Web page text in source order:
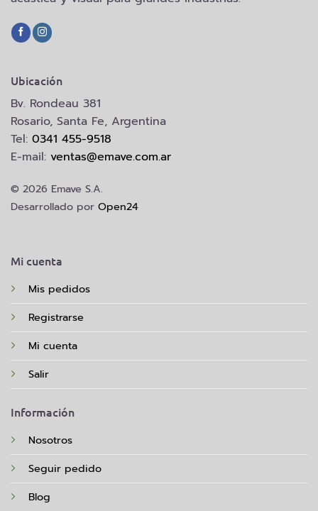
Mi cuenta
Mis pedidos
Registrarse
Mi cuenta
Salir
Información
Nosotros
Seguir pedido
Blog
Ubicación
Bv. Rondeau 381
Rosario, Santa Fe, Argentina
Tel: 0341 455-9518
E-mail: ventas@emave.com.ar
© 2026 Emave S.A.
Desarrollado por Open24